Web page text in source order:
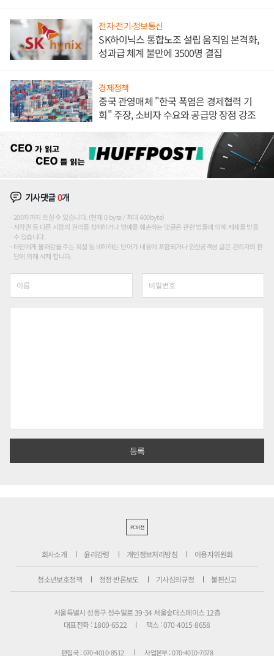
전자·전기·정보통신
SK하이닉스 통합노조 설립 움직임 본격화,
성과급 체계 불만에 3500명 결집
경제정책
중국 관영매체 "한국 폭염은 경제협력 기
회" 주장, 소비자 수요와 공급망 장점 강조
기사댓글0개
200자까지 쓰실 수 있습니다. (현재 0 byte / 최대 400byte)
저작권 등 다른 사람의 권리를 침해하거나 명예를 훼손하는 댓글은 관련 법률에 의해 제재를 받을
수 있습니다.
타인에게 불쾌감을 주는 욕설 등 비하하는 단어가 내용에 포함되거나 인신공격성 글은 관리자의 판
단에 의해 삭제 합니다.
PC버전
회사소개 윤리강령 개인정보처리방침 이용자위원회
청소년보호정책 정정·반론보도 기사심의규정 불편신고
서울특별시 성동구 성수일로 39-34 서울숲더스페이스 12층
대표전화 : 1800-6522
팩스 : 070-4015-8658
편집국 : 070-4010-8512 사업본부 : 070-4010-7078